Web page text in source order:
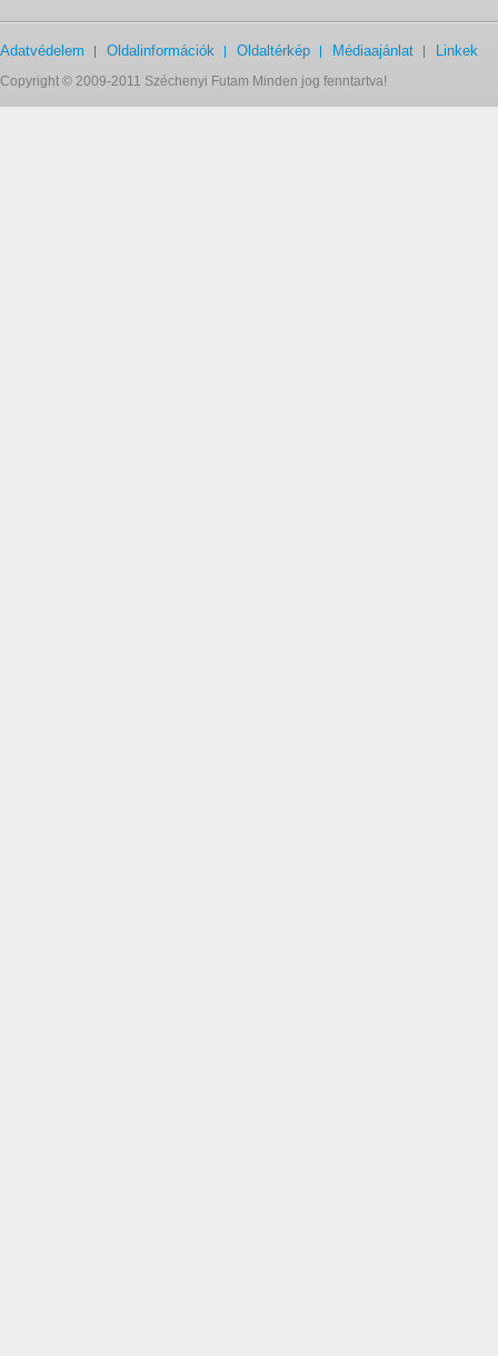
Adatvédelem Oldalinformációk Oldaltérkép Médiaajánlat Linkek
Copyright © 2009-2011 Széchenyi Futam Minden jog fenntartva!